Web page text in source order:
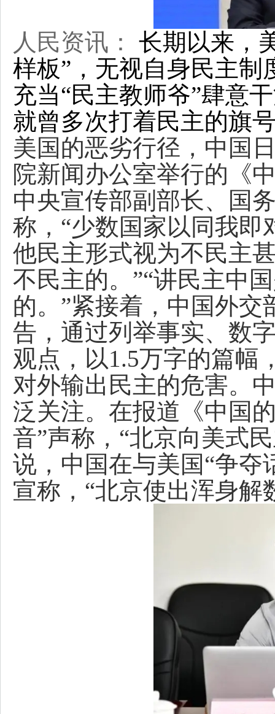
人民资讯：
长期以来，
样板”，无视自身民主
充当“民主教师爷”肆意
就曾多次打着民主的旗
美国的恶劣行径，中国
院新闻办公室举行的《
中央宣传部副部长、国
称，“少数国家以同我
他民主形式视为不民主
不民主的。”“讲民主中
的。”紧接着，中国外交
告，通过列举事实、数
观点，以1.5万字的篇幅
对外输出民主的危害。
泛关注。在报道《中国
音”声称，“北京向美式
说，中国在与美国“争夺
宣称，“北京使出浑身解